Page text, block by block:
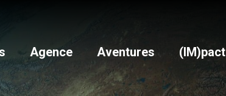
Agence Aventures (IM)pact